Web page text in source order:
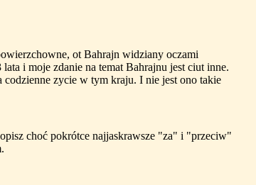
ot Bahrajn widziany oczami
i moje zdanie na temat Bahrajnu jest ciut inne.
zycie w tym kraju. I nie jest ono takie
choć pokrótce najjaskrawsze "za" i "przeciw"